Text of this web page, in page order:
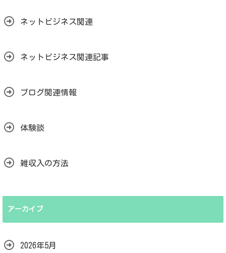
ネットビジネス関連
ネットビジネス関連記事
ブログ関連情報
体験談
雑収入の方法
アーカイブ
2026年5月